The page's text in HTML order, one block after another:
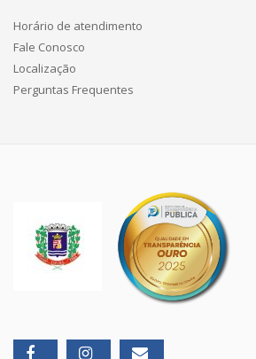
Horário de atendimento
Fale Conosco
Localização
Perguntas Frequentes